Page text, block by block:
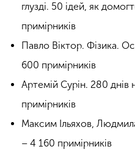
глузді. 50 ідей, як
примірників
Павло Віктор. Фізика.
600 примірників
Артемій Сурін. 280 днів
примірників
Максим Ільяхов,
– 4 160 примірників